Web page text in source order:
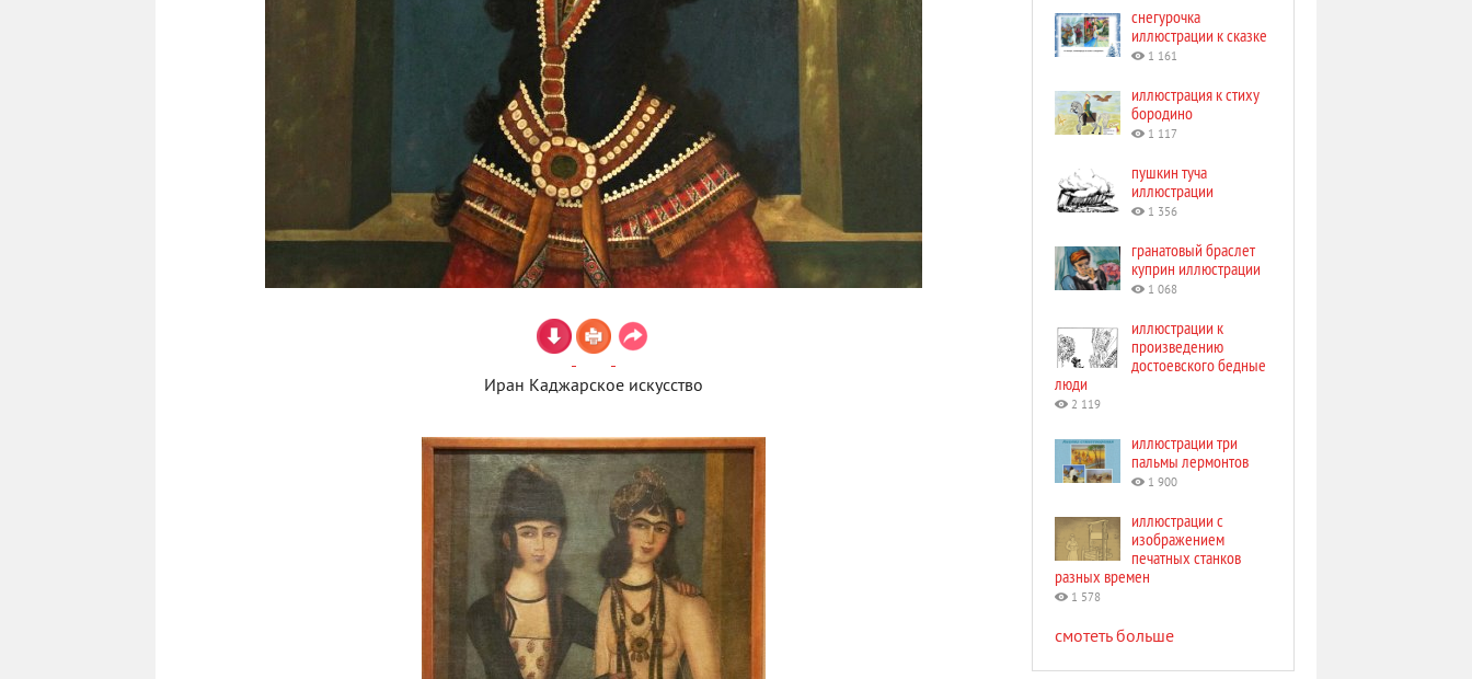
Иран Каджарское искусство
снегурочка
иллюстрации к сказке
1 161
иллюстрация к стиху
бородино
1 117
пушкин туча
иллюстрации
1 356
гранатовый браслет
куприн иллюстрации
1 068
иллюстрации к
произведению
достоевского бедные
люди
2 119
иллюстрации три
пальмы лермонтов
1 900
иллюстрации с
изображением
печатных станков
разных времен
1 578
смотеть больше